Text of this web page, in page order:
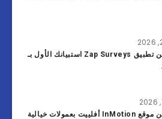
الربح من تطبيق Zap Surveys استبيانك الأول بـ
الربح من موقع InMotion أفلييت بعمولات خيالية